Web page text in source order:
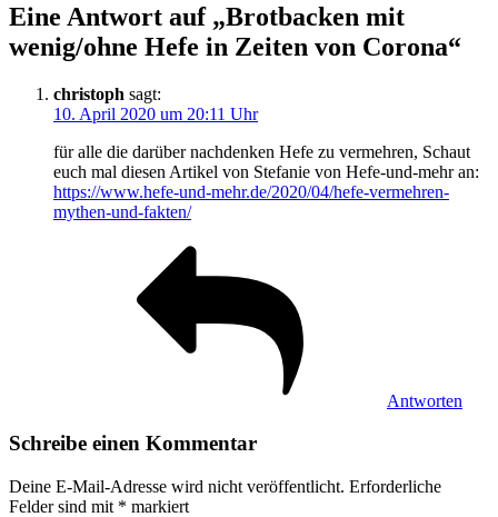
Eine Antwort auf „Brotbacken mit
wenig/ohne Hefe in Zeiten von Corona“
christoph sagt:
10. April 2020 um 20:11 Uhr
für alle die darüber nachdenken Hefe zu vermehren, Schaut
euch mal diesen Artikel von Stefanie von Hefe-und-mehr an:
https://www.hefe-und-mehr.de/2020/04/hefe-vermehren-
mythen-und-fakten/
Antworten
Schreibe einen Kommentar
Deine E-Mail-Adresse wird nicht veröffentlicht. Erforderliche
Felder sind mit * markiert